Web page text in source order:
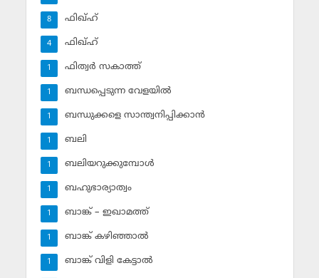
ഫിഖ്ഹ്
8
ഫിഖ്ഹ്‌
4
ഫിത്വര്‍ സകാത്ത്‌
1
ബന്ധപ്പെടുന്ന വേളയില്‍
1
ബന്ധുക്കളെ സാന്ത്വനിപ്പിക്കാന്‍
1
ബലി
1
ബലിയറുക്കുമ്പോള്‍
1
ബഹുഭാര്യാത്വം
1
ബാങ്ക് – ഇഖാമത്ത്
1
ബാങ്ക് കഴിഞ്ഞാല്‍
1
ബാങ്ക് വിളി കേട്ടാല്‍
1